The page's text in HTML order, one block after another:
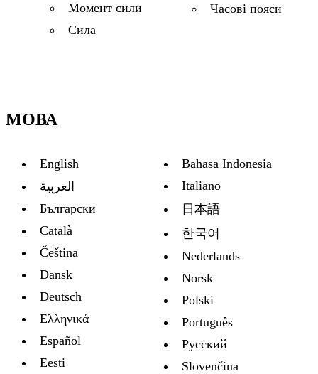
Момент сили
Сила
Часові пояси
МОВА
English
العربية
Български
Català
Čeština
Dansk
Deutsch
Ελληνικά
Español
Eesti
Bahasa Indonesia
Italiano
日本語
한국어
Nederlands
Norsk
Polski
Português
Русский
Slovenčina